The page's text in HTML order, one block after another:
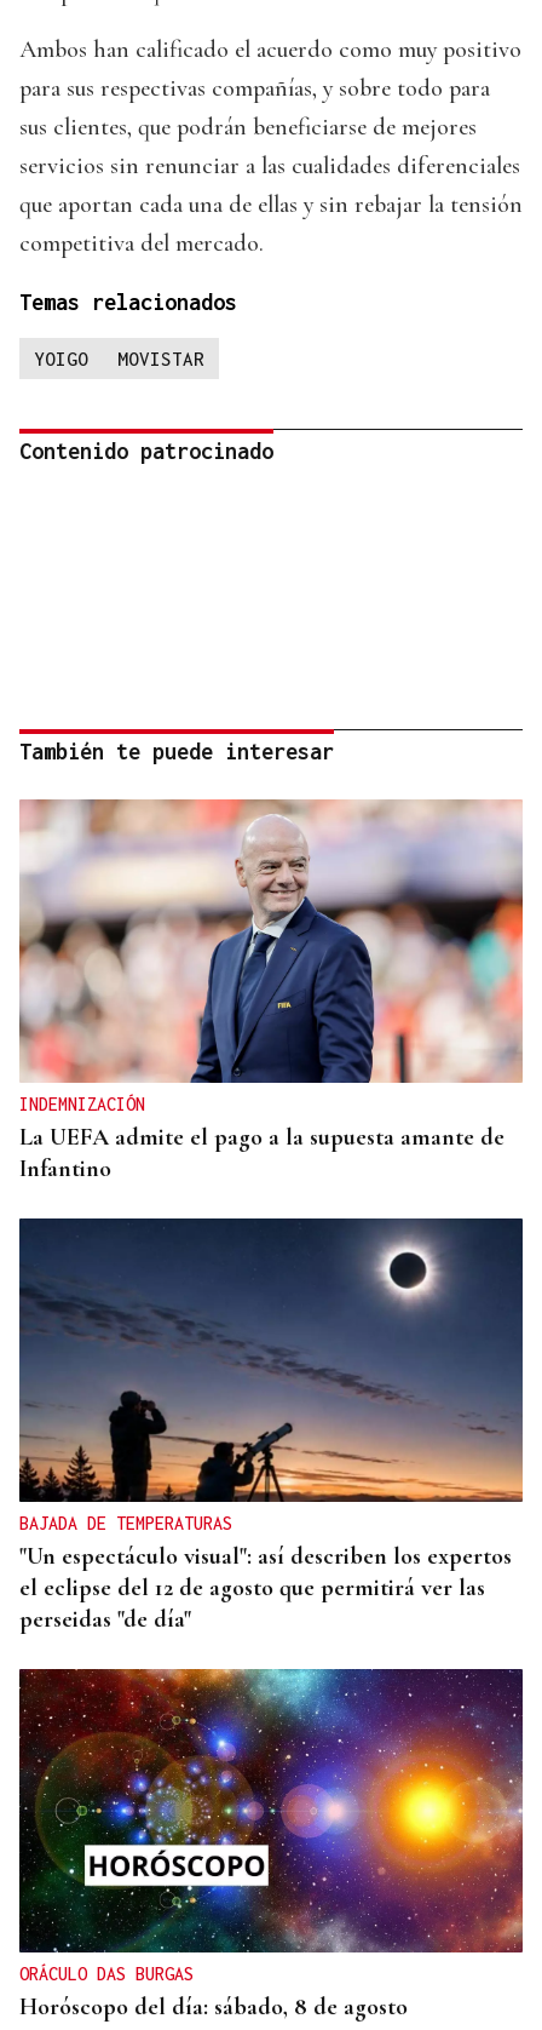
Ambos han calificado el acuerdo como muy positivo
para sus respectivas compañías, y sobre todo para
sus clientes, que podrán beneficiarse de mejores
servicios sin renunciar a las cualidades diferenciales
que aportan cada una de ellas y sin rebajar la tensión
competitiva del mercado.
Temas relacionados
YOIGO MOVISTAR
Contenido patrocinado
También te puede interesar
INDEMNIZACIÓN
La UEFA admite el pago a la supuesta amante de
Infantino
BAJADA DE TEMPERATURAS
"Un espectáculo visual": así describen los expertos
el eclipse del 12 de agosto que permitirá ver las
perseidas "de día"
ORÁCULO DAS BURGAS
Horóscopo del día: sábado, 8 de agosto